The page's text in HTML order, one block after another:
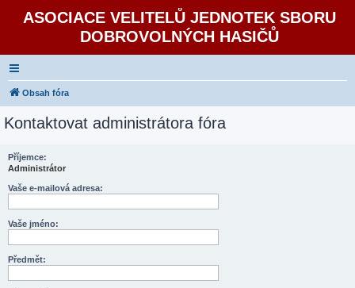
ASOCIACE VELITELŮ JEDNOTEK SBORU
DOBROVOLNÝCH HASIČŮ
Obsah fóra
Kontaktovat administrátora fóra
Příjemce:
Administrátor
Vaše e-mailová adresa:
Vaše jméno:
Předmět: